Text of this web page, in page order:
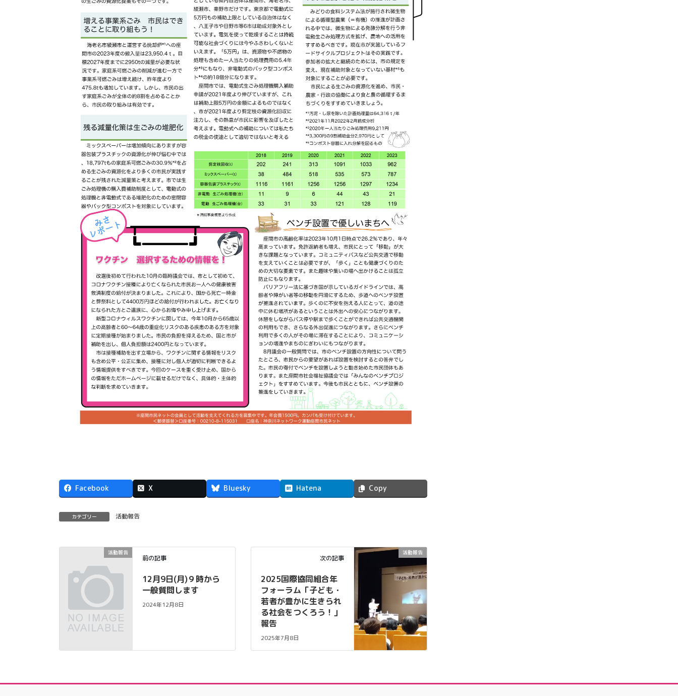
Facebook X Bluesky Hatena Copy
カテゴリー 活動報告
活動報告
前の記事
12月9日(月)９時から
一般質問します
2024年12月8日
活動報告
次の記事
2025国際協同組合年
フォーラム「子ども・
若者が豊かに生きられ
る社会をつくろう！」
報告
2025年7月8日